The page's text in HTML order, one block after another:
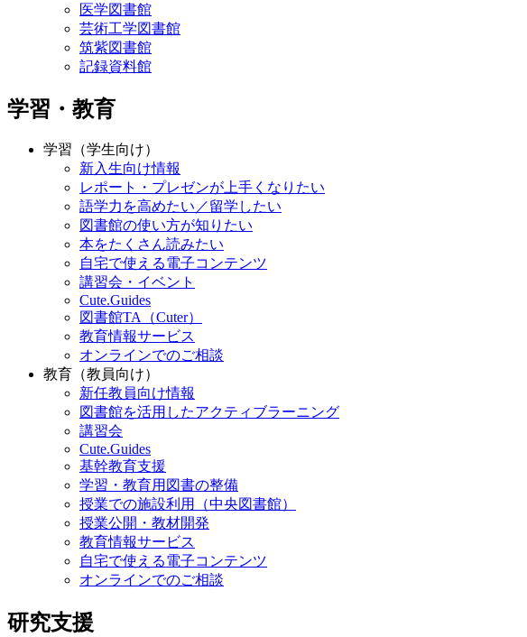
医学図書館
芸術工学図書館
筑紫図書館
記録資料館
学習・教育
学習（学生向け）
新入生向け情報
レポート・プレゼンが上手くなりたい
語学力を高めたい／留学したい
図書館の使い方が知りたい
本をたくさん読みたい
自宅で使える電子コンテンツ
講習会・イベント
Cute.Guides
図書館TA（Cuter）
教育情報サービス
オンラインでのご相談
教育（教員向け）
新任教員向け情報
図書館を活用したアクティブラーニング
講習会
Cute.Guides
基幹教育支援
学習・教育用図書の整備
授業での施設利用（中央図書館）
授業公開・教材開発
教育情報サービス
自宅で使える電子コンテンツ
オンラインでのご相談
研究支援